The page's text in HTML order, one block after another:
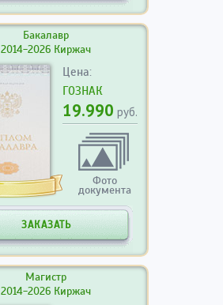
Бакалавр
2014-2026 Киржач
Цена:
ГОЗНАК
19.990 руб.
Фото
документа
ЗАКАЗАТЬ
Магистр
2014-2026 Киржач